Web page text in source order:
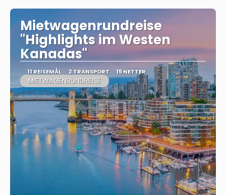
Mietwagenrundreise
"Highlights im Westen
Kanadas"
11 REISEMÅL 2 TRANSPORT 15 NETTER
MIETWAGENRUNDREISE